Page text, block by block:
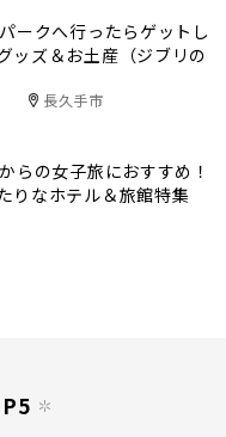
ークへ行ったらゲットし
ッズ＆お土産（ジブリの
長久手市
らの女子旅におすすめ！
りなホテル＆旅館特集